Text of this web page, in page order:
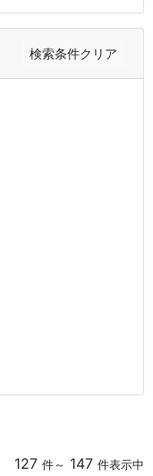
検索条件クリア
127 件～ 147 件表示中